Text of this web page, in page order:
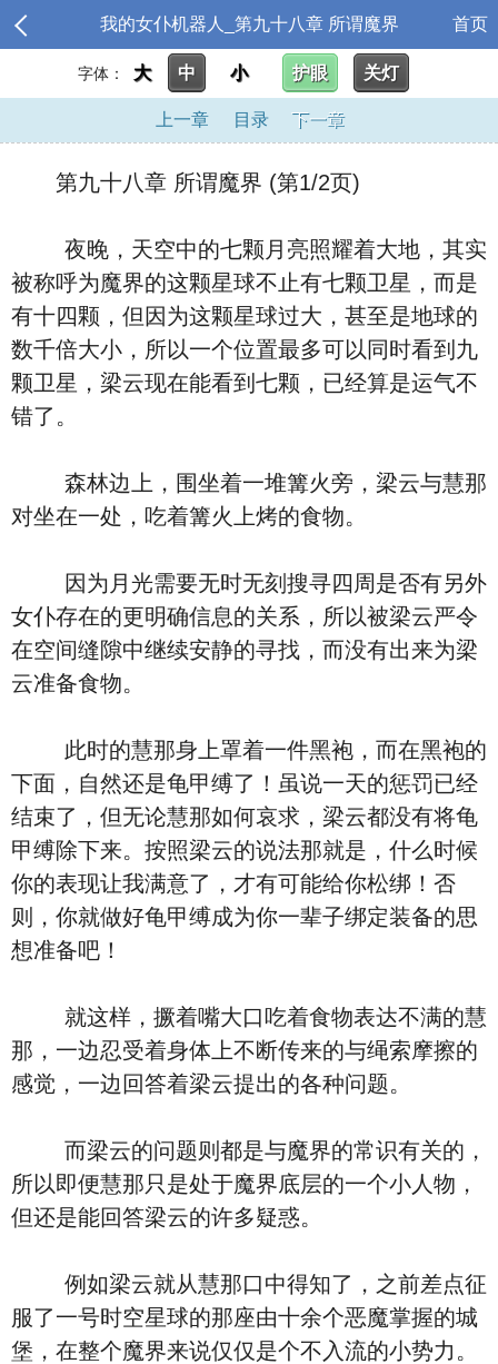
我的女仆机器人_第九十八章 所谓魔界 首页
字体： 大 中 小 护眼 关灯
上一章 目录 下一章
第九十八章 所谓魔界 (第1/2页)
夜晚，天空中的七颗月亮照耀着大地，其实
被称呼为魔界的这颗星球不止有七颗卫星，而是
有十四颗，但因为这颗星球过大，甚至是地球的
数千倍大小，所以一个位置最多可以同时看到九
颗卫星，梁云现在能看到七颗，已经算是运气不
错了。
森林边上，围坐着一堆篝火旁，梁云与慧那
对坐在一处，吃着篝火上烤的食物。
因为月光需要无时无刻搜寻四周是否有另外
女仆存在的更明确信息的关系，所以被梁云严令
在空间缝隙中继续安静的寻找，而没有出来为梁
云准备食物。
此时的慧那身上罩着一件黑袍，而在黑袍的
下面，自然还是龟甲缚了！虽说一天的惩罚已经
结束了，但无论慧那如何哀求，梁云都没有将龟
甲缚除下来。按照梁云的说法那就是，什么时候
你的表现让我满意了，才有可能给你松绑！否
则，你就做好龟甲缚成为你一辈子绑定装备的思
想准备吧！
就这样，撅着嘴大口吃着食物表达不满的慧
那，一边忍受着身体上不断传来的与绳索摩擦的
感觉，一边回答着梁云提出的各种问题。
而梁云的问题则都是与魔界的常识有关的，
所以即便慧那只是处于魔界底层的一个小人物，
但还是能回答梁云的许多疑惑。
例如梁云就从慧那口中得知了，之前差点征
服了一号时空星球的那座由十余个恶魔掌握的城
堡，在整个魔界来说仅仅是个不入流的小势力。